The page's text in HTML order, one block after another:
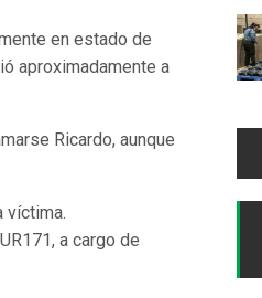
en estado de
aproximadamente a
Ricardo, aunque
víctima.
a cargo de